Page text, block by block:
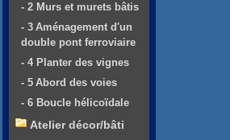
- 2 Murs et murets bâtis
- 3 Aménagement d'un
double pont ferroviaire
- 4 Planter des vignes
- 5 Abord des voies
- 6 Boucle hélicoïdale
Atelier décor/bâti